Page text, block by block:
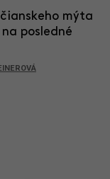
mýta
posledné